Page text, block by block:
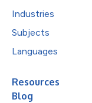
Industries
Subjects
Languages
Resources
Blog